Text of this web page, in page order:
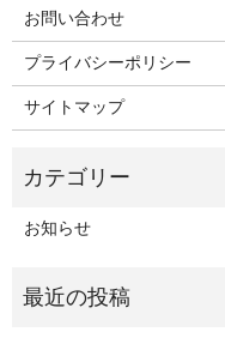
お問い合わせ
プライバシーポリシー
サイトマップ
お知らせ